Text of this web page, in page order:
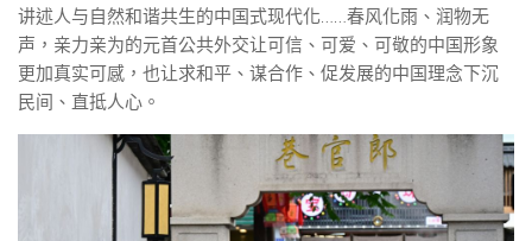
讲述人与自然和谐共生的中国式现代化……春风化雨、润物无
声，亲力亲为的元首公共外交让可信、可爱、可敬的中国形象
更加真实可感，也让求和平、谋合作、促发展的中国理念下沉
民间、直抵人心。